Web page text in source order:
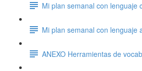
Mi plan semanal con lenguaje
Mi plan semanal con lenguaje
ANEXO Herramientas de